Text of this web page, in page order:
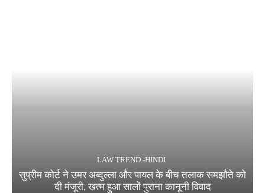
LAW TREND -HINDI
सुप्रीम कोर्ट ने उमर अब्दुल्ला और पायल के बीच तलाक समझौते को
दी मंजूरी, खत्म हुआ सालों पुराना कानूनी विवाद